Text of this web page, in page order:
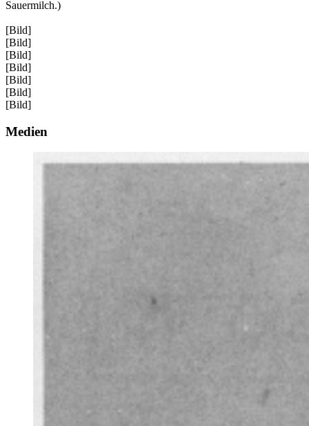
Sauermilch.)
[Bild]
[Bild]
[Bild]
[Bild]
[Bild]
[Bild]
[Bild]
Medien